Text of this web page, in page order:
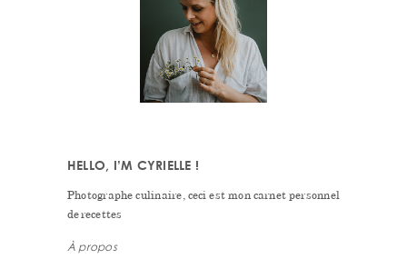
HELLO, I’M CYRIELLE !
Photographe culinaire, ceci est mon carnet personnel
de recettes
À propos